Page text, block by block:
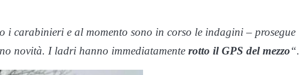
i carabinieri e al momento sono in corso le indagini – prosegue
novità. I ladri hanno immediatamente rotto il GPS del mezzo“.